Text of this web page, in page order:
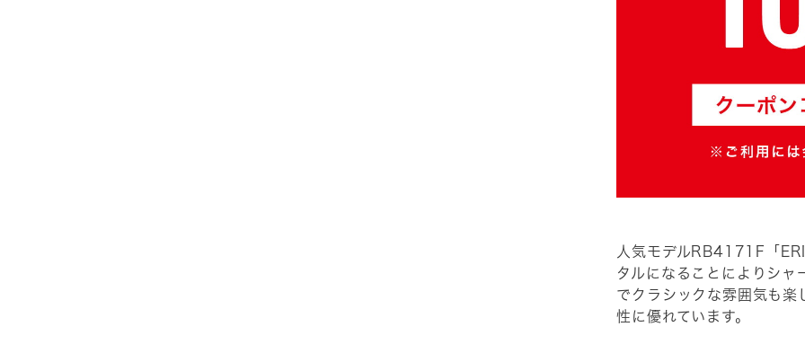
人気モデルRB4171F「
タルになることによりシャ
でクラシックな雰囲気も楽
性に優れています。